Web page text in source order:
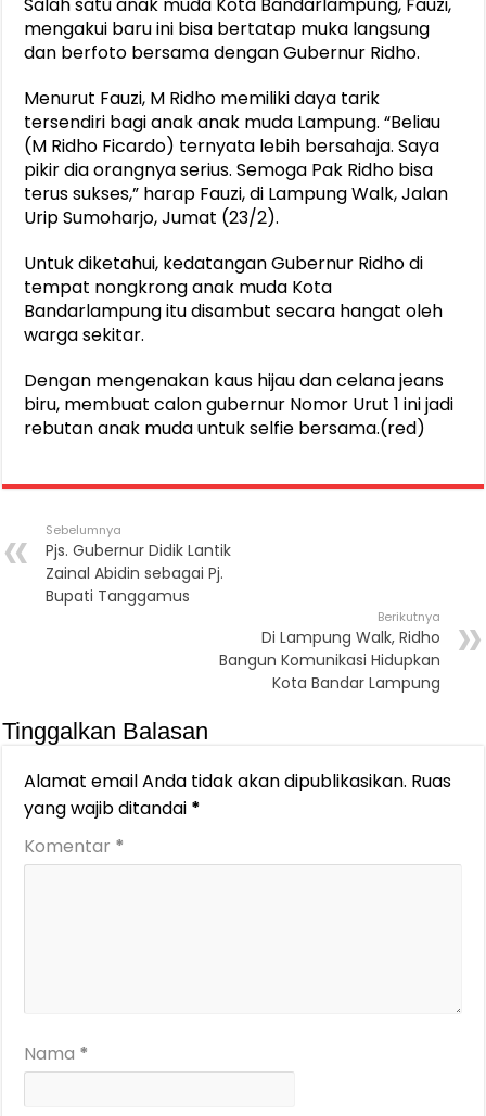
Salah satu anak muda Kota Bandarlampung, Fauzi,
mengakui baru ini bisa bertatap muka langsung
dan berfoto bersama dengan Gubernur Ridho.
Menurut Fauzi, M Ridho memiliki daya tarik
tersendiri bagi anak anak muda Lampung. “Beliau
(M Ridho Ficardo) ternyata lebih bersahaja. Saya
pikir dia orangnya serius. Semoga Pak Ridho bisa
terus sukses,” harap Fauzi, di Lampung Walk, Jalan
Urip Sumoharjo, Jumat (23/2).
Untuk diketahui, kedatangan Gubernur Ridho di
tempat nongkrong anak muda Kota
Bandarlampung itu disambut secara hangat oleh
warga sekitar.
Dengan mengenakan kaus hijau dan celana jeans
biru, membuat calon gubernur Nomor Urut 1 ini jadi
rebutan anak muda untuk selfie bersama.(red)
Sebelumnya
Pjs. Gubernur Didik Lantik
Zainal Abidin sebagai Pj.
Bupati Tanggamus
Berikutnya
Di Lampung Walk, Ridho
Bangun Komunikasi Hidupkan
Kota Bandar Lampung
Tinggalkan Balasan
Alamat email Anda tidak akan dipublikasikan. Ruas
yang wajib ditandai *
Komentar *
Nama *